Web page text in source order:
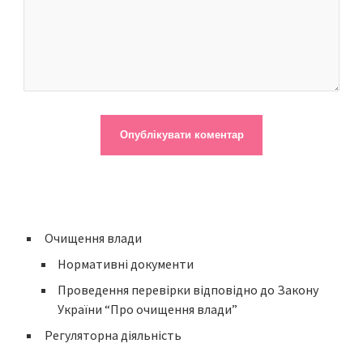
Очищення влади
Нормативні документи
Проведення перевірки відповідно до Закону
України “Про очищення влади”
Регуляторна діяльність